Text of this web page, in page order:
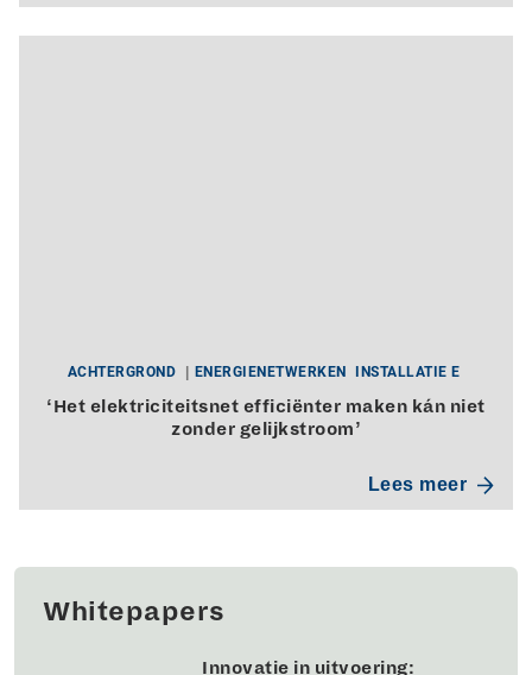
ACHTERGROND ENERGIENETWERKEN INSTALLATIE E
‘Het elektriciteitsnet efficiënter maken kán niet
zonder gelijkstroom’
Lees meer
Whitepapers
Innovatie in uitvoering: